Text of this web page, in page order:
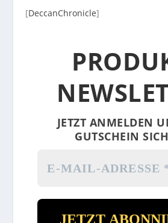
[DeccanChronicle]
JETZT ANMELDEN
GUTSCHEIN